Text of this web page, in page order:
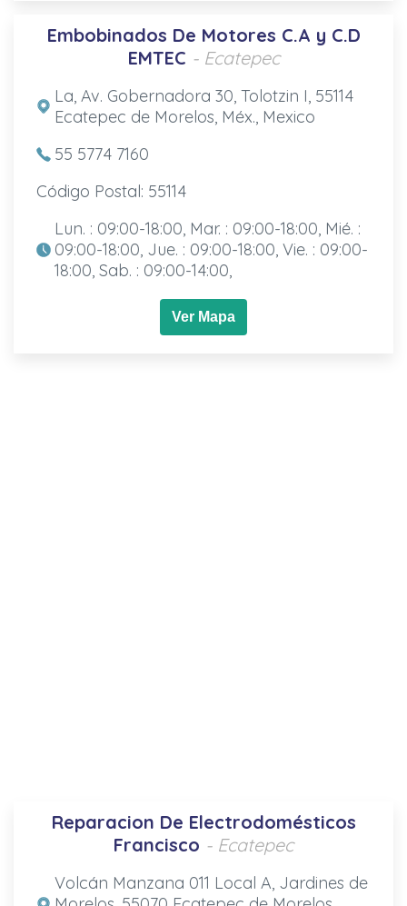
Embobinados De Motores C.A y C.D
EMTEC - Ecatepec
La, Av. Gobernadora 30, Tolotzin I, 55114
Ecatepec de Morelos, Méx., Mexico
55 5774 7160
Código Postal: 55114
Lun. : 09:00-18:00, Mar. : 09:00-18:00, Mié. :
09:00-18:00, Jue. : 09:00-18:00, Vie. : 09:00-
18:00, Sab. : 09:00-14:00,
Ver Mapa
Reparacion De Electrodomésticos
Francisco - Ecatepec
Volcán Manzana 011 Local A, Jardines de